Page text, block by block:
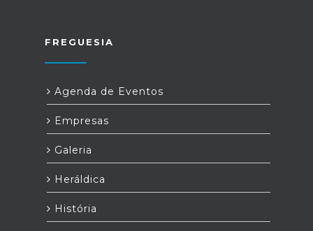
FREGUESIA
Agenda de Eventos
Empresas
Galeria
Heráldica
História